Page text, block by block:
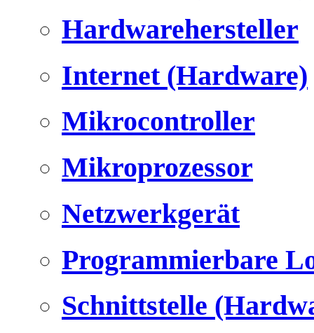
Hardwarehersteller
Internet (Hardware)
Mikrocontroller
Mikroprozessor
Netzwerkgerät
Programmierbare
Schnittstelle